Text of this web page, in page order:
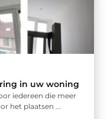
in uw woning
iedereen die meer
het plaatsen ...